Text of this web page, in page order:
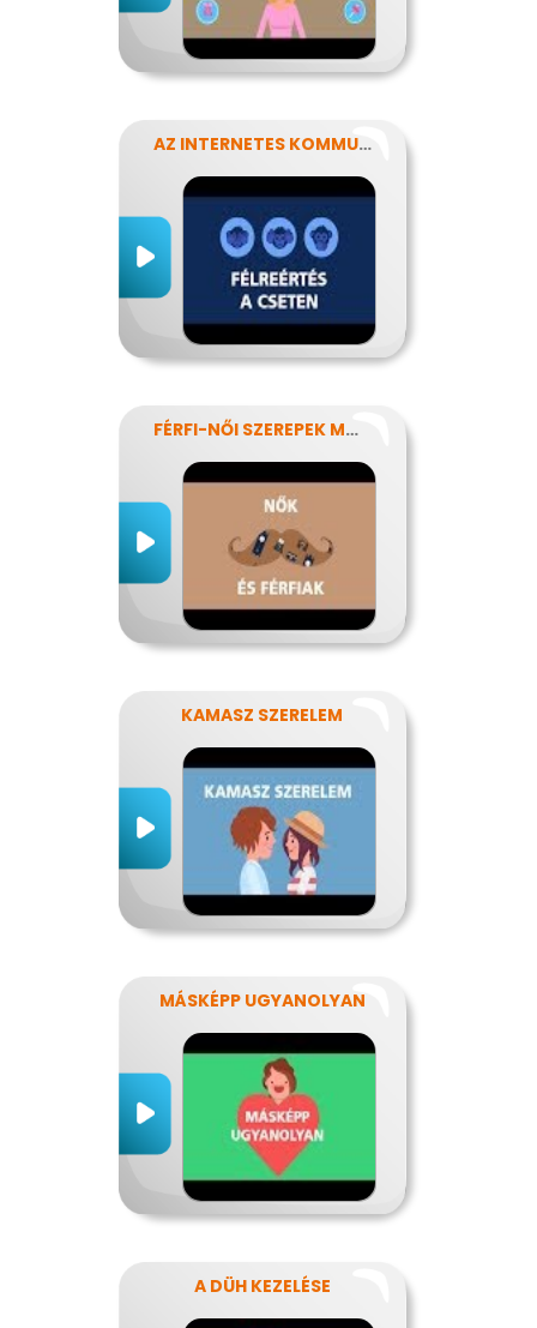
AZ INTERNETES KOMMUNIKÁCIÓ NÉHÁNY SAJÁTOSSÁGA
FÉRFI-NŐI SZEREPEK MODERN SZEMMEL
KAMASZ SZERELEM
MÁSKÉPP UGYANOLYAN
A DÜH KEZELÉSE